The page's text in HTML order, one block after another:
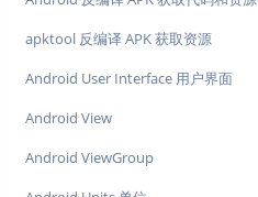
apktool 反编译 APK 获取资源
Android User Interface 用户界面
Android View
Android ViewGroup